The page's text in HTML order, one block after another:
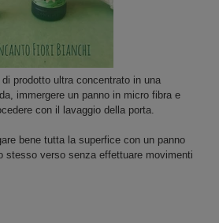
prodotto ultra concentrato in una
immergere un panno in micro fibra e
con il lavaggio della porta.
bene tutta la superfice con un panno
stesso verso senza effettuare movimenti